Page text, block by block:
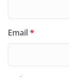
Email*